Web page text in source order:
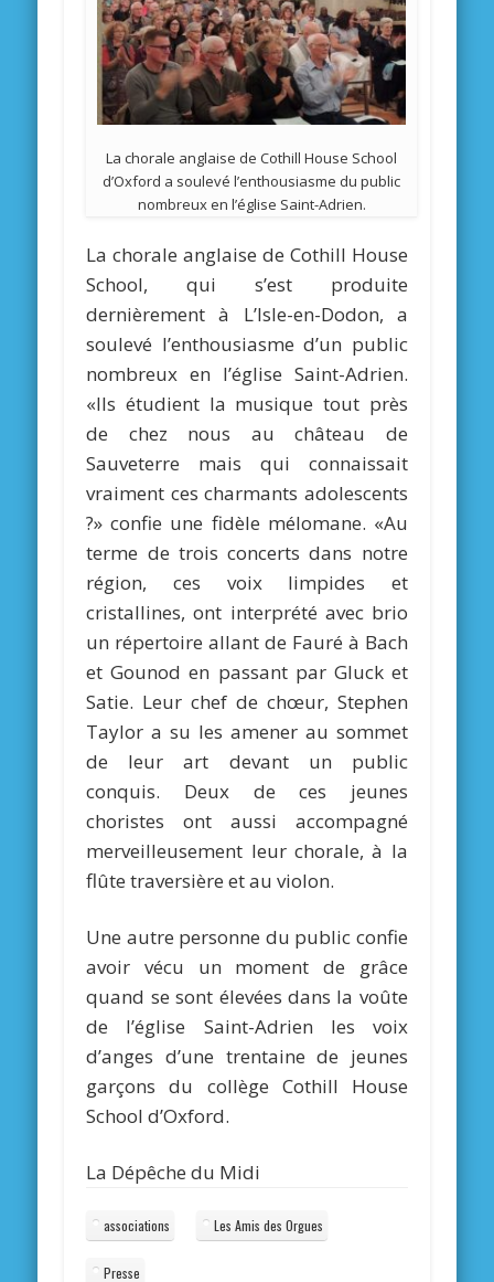
La chorale anglaise de Cothill House School
d’Oxford a soulevé l’enthousiasme du public
nombreux en l’église Saint-Adrien.
La chorale anglaise de Cothill House
School, qui s’est produite
dernièrement à L’Isle-en-Dodon, a
soulevé l’enthousiasme d’un public
nombreux en l’église Saint-Adrien.
«Ils étudient la musique tout près
de chez nous au château de
Sauveterre mais qui connaissait
vraiment ces charmants adolescents
?» confie une fidèle mélomane. «Au
terme de trois concerts dans notre
région, ces voix limpides et
cristallines, ont interprété avec brio
un répertoire allant de Fauré à Bach
et Gounod en passant par Gluck et
Satie. Leur chef de chœur, Stephen
Taylor a su les amener au sommet
de leur art devant un public
conquis. Deux de ces jeunes
choristes ont aussi accompagné
merveilleusement leur chorale, à la
flûte traversière et au violon.
Une autre personne du public confie
avoir vécu un moment de grâce
quand se sont élevées dans la voûte
de l’église Saint-Adrien les voix
d’anges d’une trentaine de jeunes
garçons du collège Cothill House
School d’Oxford.
La Dépêche du Midi
associations Les Amis des Orgues
Presse